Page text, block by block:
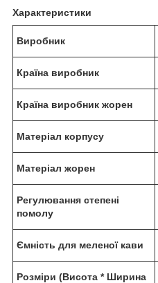
Характеристики
Виробник
Країна виробник
Країна виробник жорен
Матеріал корпусу
Матеріал жорен
Регулювання степені
помолу
Ємність для меленої кави
Розміри (Висота * Ширина